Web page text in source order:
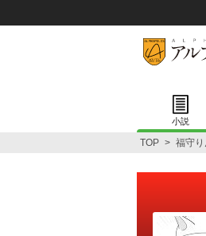
小説
TOP > 福守り